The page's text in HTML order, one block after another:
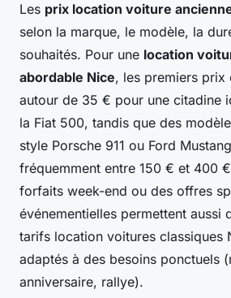
Les prix location voiture
selon la marque, le modèle, la
souhaités. Pour une location
abordable Nice, les premiers prix
autour de 35 € pour une citadine
la Fiat 500, tandis que des
style Porsche 911 ou Ford
fréquemment entre 150 € et 400
forfaits week-end ou des offres
événementielles permettent aussi
tarifs location voitures classiques
adaptés à des besoins ponctuels
anniversaire, rallye).